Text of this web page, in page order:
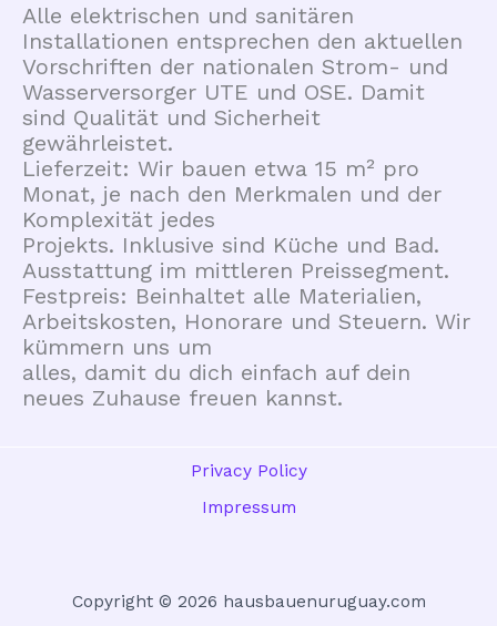
Alle elektrischen und sanitären
Installationen entsprechen den aktuellen
Vorschriften der nationalen Strom- und
Wasserversorger UTE und OSE. Damit
sind Qualität und Sicherheit
gewährleistet.
Lieferzeit: Wir bauen etwa 15 m² pro
Monat, je nach den Merkmalen und der
Komplexität jedes
Projekts. Inklusive sind Küche und Bad.
Ausstattung im mittleren Preissegment.
Festpreis: Beinhaltet alle Materialien,
Arbeitskosten, Honorare und Steuern. Wir
kümmern uns um
alles, damit du dich einfach auf dein
neues Zuhause freuen kannst.
Privacy Policy
Impressum
Copyright © 2026 hausbauenuruguay.com